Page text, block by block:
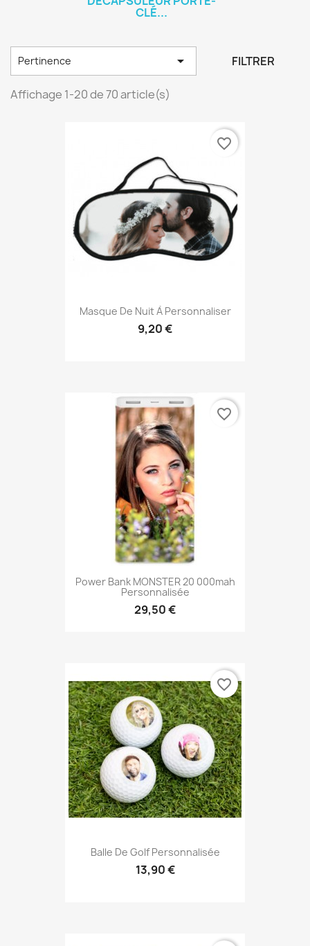
CLÉ...
Pertinence  FILTRER
Affichage 1-20 de 70 article(s)
Masque De Nuit À Personnaliser
9,20 €
favorite_border
Power Bank MONSTER 20 000mah
Personnalisée
29,50 €
favorite_border
Balle De Golf Personnalisée
13,90 €
favorite_border